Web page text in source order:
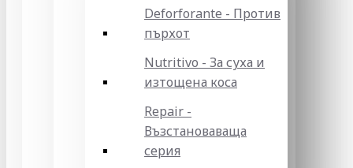
Deforforante - Против
пърхот
Nutritivo - За суха и
изтощена коса
Repair -
Възстановаваща
серия